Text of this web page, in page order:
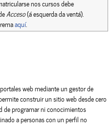
nos cursos debe
Acceso(á esquerda da ventá).
aquí.
web mediante un gestor de
construir un sitio web desde cero
de programar ni conocimientos
a personas con un perfil no